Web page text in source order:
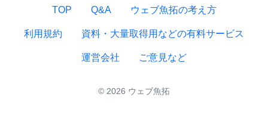
TOP Q&A ウェブ魚拓の考え方
利用規約 資料・大量取得用などの有料サービス
運営会社 ご意見など
© 2026 ウェブ魚拓